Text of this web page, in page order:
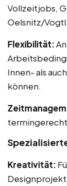
Vollzeitjobs,
Oelsnitz/
Flexibilität:
Innen- als
können.
Kreativität: